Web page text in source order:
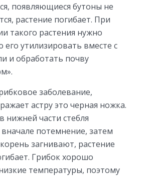
появляющиеся бутоны не
растение погибает. При
такого растения нужно
его утилизировать вместе с
и обработать почву
заболевание,
астру это черная ножка.
нижней части стебля
вначале потемнение, затем
загнивают, растение
Грибок хорошо
температуры, поэтому